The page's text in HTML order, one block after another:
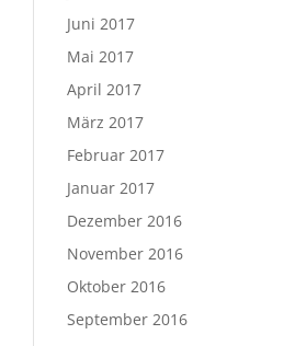
Juni 2017
Mai 2017
April 2017
März 2017
Februar 2017
Januar 2017
Dezember 2016
November 2016
Oktober 2016
September 2016